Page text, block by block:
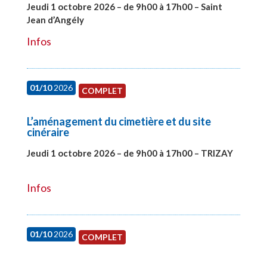
Jeudi 1 octobre 2026 – de 9h00 à 17h00 – Saint
Jean d’Angély
Infos
01/102026 COMPLET
L’aménagement du cimetière et du site
cinéraire
Jeudi 1 octobre 2026 – de 9h00 à 17h00 – TRIZAY
Infos
01/102026 COMPLET